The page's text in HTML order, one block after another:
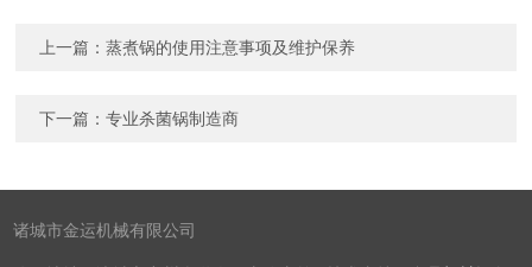
上一篇：蒸煮锅的使用注意事项及维护保养
下一篇：专业杀菌锅制造商
诸城市金运机械有限公司